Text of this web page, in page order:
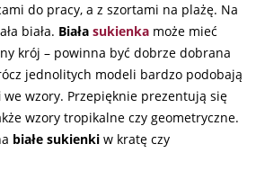
do pracy, a z szortami na plażę. Na
biała. Biała sukienka może mieć
krój – powinna być dobrze dobrana
jednolitych modeli bardzo podobają
we wzory. Przepięknie prezentują się
wzory tropikalne czy geometryczne.
białe sukienki w kratę czy